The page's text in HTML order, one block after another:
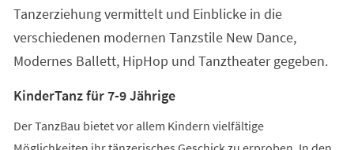
Tanzerziehung vermittelt und Einblicke in die
verschiedenen modernen Tanzstile New Dance,
Modernes Ballett, HipHop und Tanztheater gegeben.
KinderTanz für 7-9 Jährige
Der TanzBau bietet vor allem Kindern vielfältige